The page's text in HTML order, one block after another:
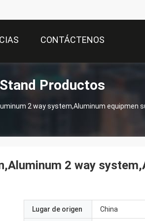
CONTÁCTENOS
Productos
2 way system,Aluminum equipmen
2 way
Lugar de origen China